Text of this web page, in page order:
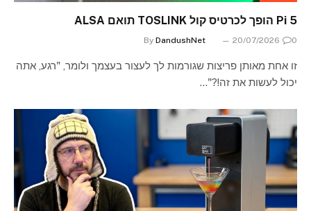
Pi 5 הופך לכרטיס קול TOSLINK תואם ALSA
By DandushNet 20/07/2026 0
זו אחת מאותן פריצות שגורמות לך לעצור בעצמך ולומר, "רגע, אתה
יכול לעשות את זה!?"…